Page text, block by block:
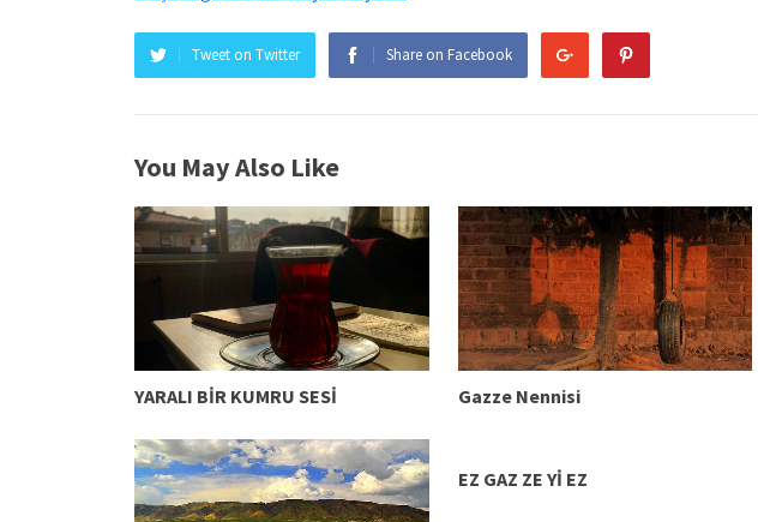
Tweet on Twitter Share on Facebook
You May Also Like
YARALI BİR KUMRU SESİ Gazze Nennisi
EZ GAZ ZE Yİ EZ